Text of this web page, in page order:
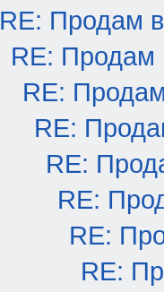
RE: Продам
RE: Продам
RE:
RE:
RE:
RE:
RE:
RE: